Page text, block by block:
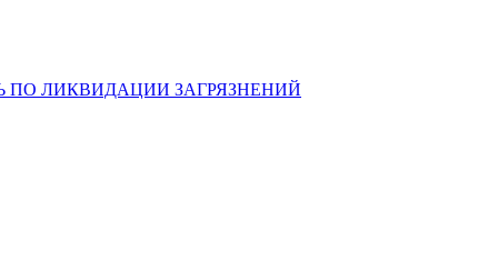
ПО ЛИКВИДАЦИИ ЗАГРЯЗНЕНИЙ